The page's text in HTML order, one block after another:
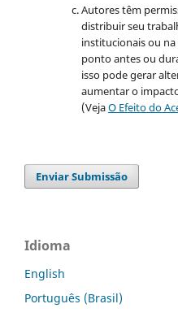
Autores têm
distribuir seu
institucionais ou
ponto antes ou
isso pode gerar
aumentar o
(VejaO Efeito do
Enviar Submissão
Idioma
English
Português (Brasil)